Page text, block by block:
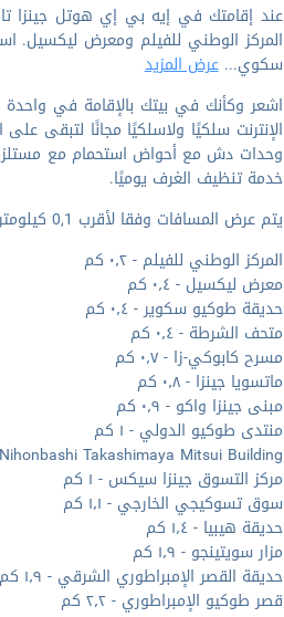
سكوي...عرض المزيد
الإنترنت سلكيًا ولاسلكيًا مجانًا لتبقى
وحدات دش مع أحواض استحمام مع
خدمة تنظيف الغرف يوميًا.
يتم عرض المسافات وفقا لأقرب 0,1 كيلومتر.
المركز الوطني للفيلم - ٠٫٢ كم
معرض ليكسيل - ٠٫٤ كم
حديقة طوكيو سكوير - ٠٫٤ كم
متحف الشرطة - ٠٫٤ كم
مسرح كابوكي-زا - ٠٫٧ كم
ماتسويا جينزا - ٠٫٨ كم
مبنى جينزا واكو - ٠٫٩ كم
منتدى طوكيو الدولي - ١ كم
Nihonbashi Takashimaya Mitsui Building - ١ كم
مركز التسوق جينزا سيكس - ١ كم
سوق تسوكيجي الخارجي - ١٫١ كم
حديقة هيبيا - ١٫٤ كم
مزار سويتينجو - ١٫٩ كم
حديقة القصر الإمبراطوري الشرقي - ١٫٩ كم
قصر طوكيو الإمبراطوري - ٢٫٢ كم